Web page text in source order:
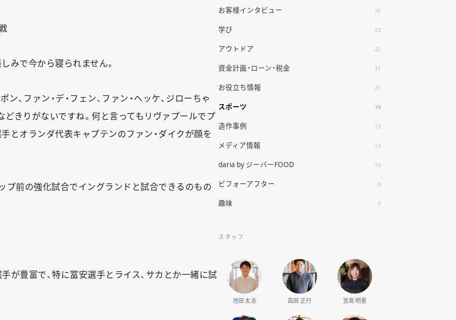
みで今から寝られません。
、ファン・デ・フェン、ファン・ヘッケ、ジローちゃ
どきりがないですね。何と言ってもリヴァプールでプ
とオランダ代表キャプテンのファン・ダイクが顔を
プ前の強化試合でイングランドと試合できるのもの
が豊富で、特に冨安選手とライス、サカとか一緒に試
お客様インタビュー 26
学び 23
アウトドア 22
資金計画・ローン・税金 21
お役立ち情報 21
スポーツ 19
造作事例 13
メディア情報 13
daria by ジーバーFOOD 10
ビフォーアフター 9
趣味 9
スタッフ
池田 太志 高田 正行 宮島 明里